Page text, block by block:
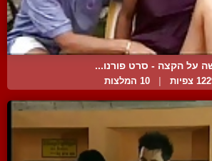
על הקצה - סרט פורנו...
צפיות 10 המלצות